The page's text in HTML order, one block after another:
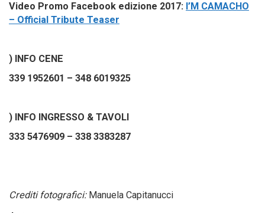
Video Promo Facebook edizione 2017: I’M CAMACHO
– Official Tribute Teaser
) INFO CENE
339 1952601 – 348 6019325
) INFO INGRESSO & TAVOLI
333 5476909 – 338 3383287
Crediti fotografici:Manuela Capitanucci